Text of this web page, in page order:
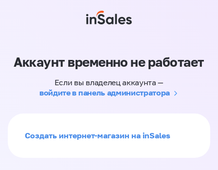
Аккаунт временно не работает
Если вы владелец аккаунта —
войдите в панель администратора
Создать интернет-магазин на inSales